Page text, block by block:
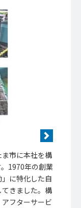
Next
市に本社を構
1970年の創業
に特化した自
きました。構
フターサービ